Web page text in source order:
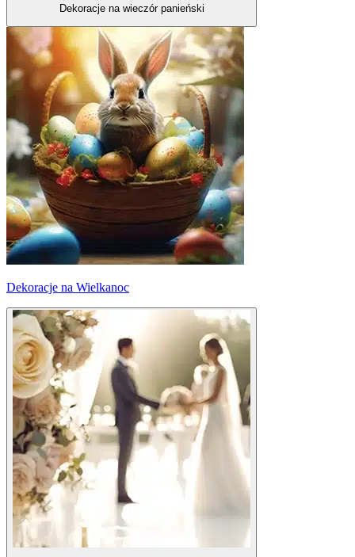
Dekoracje na wieczór panieński
Dekoracje na Wielkanoc